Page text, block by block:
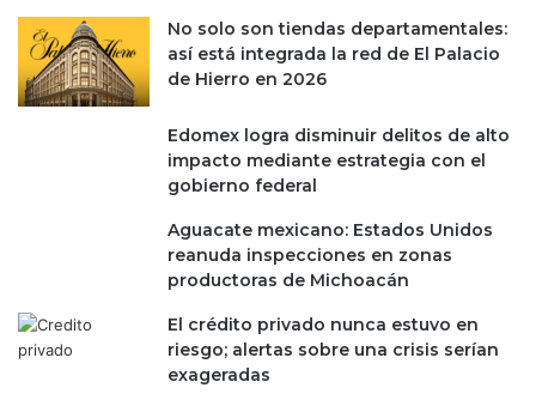
No solo son tiendas departamentales:
así está integrada la red de El Palacio
de Hierro en 2026
Edomex logra disminuir delitos de alto
impacto mediante estrategia con el
gobierno federal
Aguacate mexicano: Estados Unidos
reanuda inspecciones en zonas
productoras de Michoacán
El crédito privado nunca estuvo en
riesgo; alertas sobre una crisis serían
exageradas